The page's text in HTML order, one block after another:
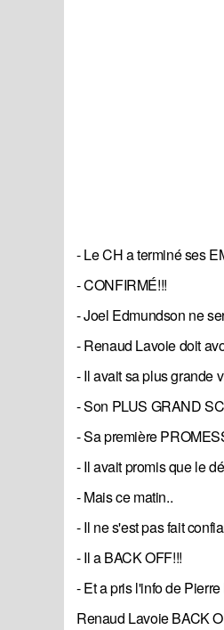
- Le CH a terminé ses
- CONFIRMÉ!!!
- Joel Edmundson ne
- Renaud Lavoie doit
- Il avait sa plus grande
- Son PLUS GRAND
- Sa première
- Il avait promis que le
- Mais ce matin..
- Il ne s'est pas fait
- Il a BACK OFF!!!
- Et a pris l'info de
Renaud Lavoie BACK